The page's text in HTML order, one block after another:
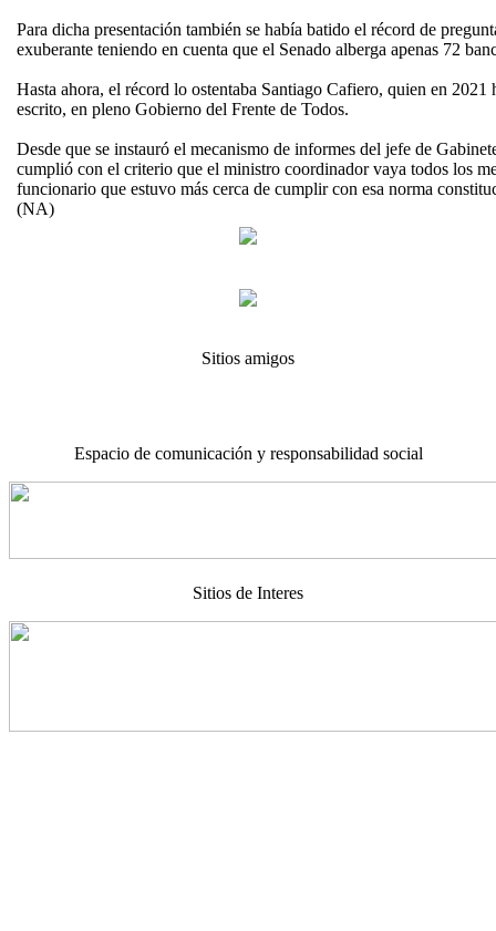
Para dicha presentación también se había batido el récord de
exuberante teniendo en cuenta que el Senado alberga apenas 72
Hasta ahora, el récord lo ostentaba Santiago Cafiero, quien en
escrito, en pleno Gobierno del Frente de Todos.
Desde que se instauró el mecanismo de informes del jefe de
cumplió con el criterio que el ministro coordinador vaya todos los
funcionario que estuvo más cerca de cumplir con esa norma
(NA)
Sitios amigos
Espacio de comunicación y responsabilidad social
Sitios de Interes